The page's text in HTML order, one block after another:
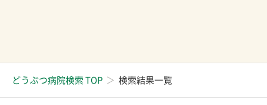
どうぶつ病院検索 TOP 検索結果一覧